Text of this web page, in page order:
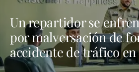
Un repartidor se
por malversación de
accidente de tráfico